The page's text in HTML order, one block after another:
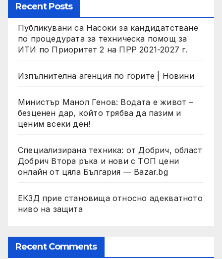
Recent Posts
Публикувани са Насоки за кандидатстване
по процедурата за техническа помощ за
ИТИ по Приоритет 2 на ПРР 2021-2027 г.
Изпълнителна агенция по горите | Новини
Министър Манол Генов: Водата е живот –
безценен дар, който трябва да пазим и
ценим всеки ден!
Специализирана техника: от Добрич, област
Добрич Втора ръка и нови с ТОП цени
онлайн от цяла България — Bazar.bg
ЕКЗД прие становища относно адекватното
ниво на защита
Recent Comments